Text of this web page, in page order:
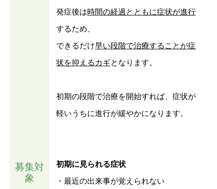
募集対
象
発症後は時間の経過とともに症状が進行
するため、
できるだけ早い段階で治療することが症
状を抑えるカギとなります。
初期の段階で治療を開始すれば、症状が
軽いうちに進行が緩やかになります。
初期に見られる症状
・最近の出来事が覚えられない